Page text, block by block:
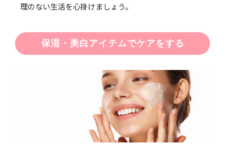
理のない生活を心掛けましょう。
保湿・美白アイテムでケアをする